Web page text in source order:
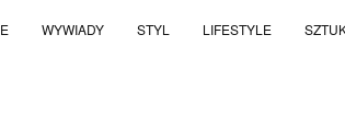
WYWIADY STYL LIFESTYLE